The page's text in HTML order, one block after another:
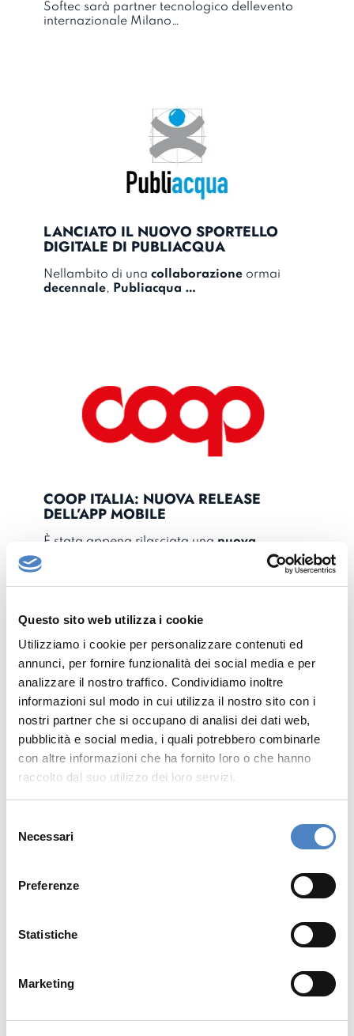
Questo sito web utilizza i cookie
Utilizziamo i cookie per personalizzare contenuti ed
annunci, per fornire funzionalità dei social media e per
analizzare il nostro traffico. Condividiamo inoltre
informazioni sul modo in cui utilizza il nostro sito con i
nostri partner che si occupano di analisi dei dati web,
pubblicità e social media, i quali potrebbero combinarle
con altre informazioni che ha fornito loro o che hanno
raccolto dal suo utilizzo dei loro servizi.
Necessari
Preferenze
Statistiche
Marketing
Softec sarà partner tecnologico dellevento
internazionale Milano…
LANCIATO IL NUOVO SPORTELLO
DIGITALE DI PUBLIACQUA
Nellambito di una collaborazione ormai
decennale, Publiacqua …
COOP ITALIA: NUOVA RELEASE
DELL’APP MOBILE
È stata appena rilasciata una nuova
SOFTEC CON IRIDEOS PER
SOSTENERE LE AZIENDE VERSO
RETAIL E INDUSTRY 4.0
E’ stata ufficializzata la partnership tra Softec
eIrideos